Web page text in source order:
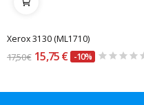
Xerox 3130 (ML1710)
17,50 € 15,75 € -10%